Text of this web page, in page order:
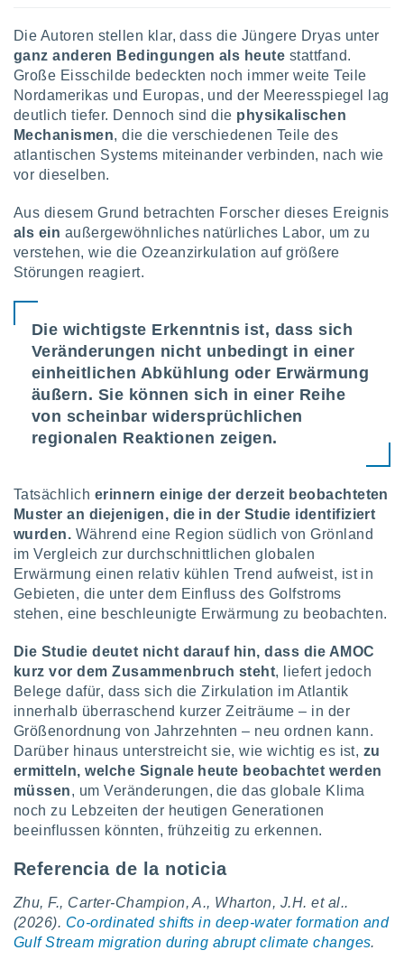
Die Autoren stellen klar, dass die Jüngere Dryas unter
ganz anderen Bedingungen als heute stattfand.
Große Eisschilde bedeckten noch immer weite Teile
Nordamerikas und Europas, und der Meeresspiegel lag
deutlich tiefer. Dennoch sind die physikalischen
Mechanismen, die die verschiedenen Teile des
atlantischen Systems miteinander verbinden, nach wie
vor dieselben.
Aus diesem Grund betrachten Forscher dieses Ereignis
als ein außergewöhnliches natürliches Labor, um zu
verstehen, wie die Ozeanzirkulation auf größere
Störungen reagiert.
Die wichtigste Erkenntnis ist, dass sich
Veränderungen nicht unbedingt in einer
einheitlichen Abkühlung oder Erwärmung
äußern. Sie können sich in einer Reihe
von scheinbar widersprüchlichen
regionalen Reaktionen zeigen.
Tatsächlich erinnern einige der derzeit beobachteten
Muster an diejenigen, die in der Studie identifiziert
wurden. Während eine Region südlich von Grönland
im Vergleich zur durchschnittlichen globalen
Erwärmung einen relativ kühlen Trend aufweist, ist in
Gebieten, die unter dem Einfluss des Golfstroms
stehen, eine beschleunigte Erwärmung zu beobachten.
Die Studie deutet nicht darauf hin, dass die AMOC
kurz vor dem Zusammenbruch steht, liefert jedoch
Belege dafür, dass sich die Zirkulation im Atlantik
innerhalb überraschend kurzer Zeiträume – in der
Größenordnung von Jahrzehnten – neu ordnen kann.
Darüber hinaus unterstreicht sie, wie wichtig es ist, zu
ermitteln, welche Signale heute beobachtet werden
müssen, um Veränderungen, die das globale Klima
noch zu Lebzeiten der heutigen Generationen
beeinflussen könnten, frühzeitig zu erkennen.
Referencia de la noticia
Zhu, F., Carter-Champion, A., Wharton, J.H. et al..
(2026). Co-ordinated shifts in deep-water formation and
Gulf Stream migration during abrupt climate changes.